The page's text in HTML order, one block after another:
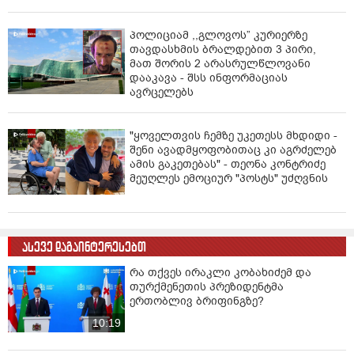
პოლიციამ ,,გლოვოს” კურიერზე
თავდასხმის ბრალდებით 3 პირი,
მათ შორის 2 არასრულწლოვანი
დააკავა - შსს ინფორმაციას
ავრცელებს
"ყოველთვის ჩემზე უკეთესს მხდიდი -
შენი ავადმყოფობითაც კი აგრძელებ
ამის გაკეთებას" - თეონა კონტრიძე
მეუღლეს ემოციურ "პოსტს" უძღვნის
ასევე დაგაინტერესებთ
10:19
რა თქვეს ირაკლი კობახიძემ და
თურქმენეთის პრეზიდენტმა
ერთობლივ ბრიფინგზე?